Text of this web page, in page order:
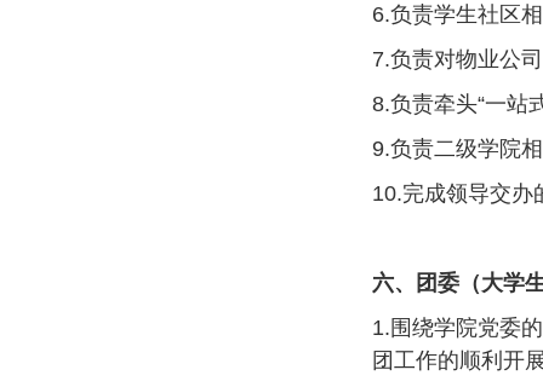
6.负责学生社区
7.负责对物业公
8.负责牵头“一站
9.负责二级学院
10.完成领导交办
六、团委（大学
1.围绕学院党委
团工作的顺利开